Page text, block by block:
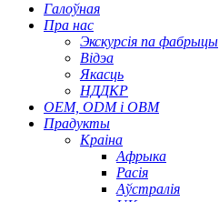
Галоўная
Пра нас
Экскурсія па фабрыцы
Відэа
Якасць
НДДКР
OEM, ODM і OBM
Прадукты
Краіна
Афрыка
Расія
Аўстралія